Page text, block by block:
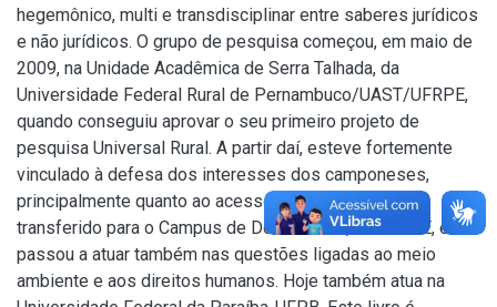
hegemônico, multi e transdisciplinar entre saberes jurídicos
e não jurídicos. O grupo de pesquisa começou, em maio de
2009, na Unidade Acadêmica de Serra Talhada, da
Universidade Federal Rural de Pernambuco/UAST/UFRPE,
quando conseguiu aprovar o seu primeiro projeto de
pesquisa Universal Rural. A partir daí, esteve fortemente
vinculado à defesa dos interesses dos camponeses,
principalmente quanto ao acesso à terra. Em 2010 foi
transferido para o Campus de Dois Irmãos, da UFRPE, e
passou a atuar também nas questões ligadas ao meio
ambiente e aos direitos humanos. Hoje também atua na